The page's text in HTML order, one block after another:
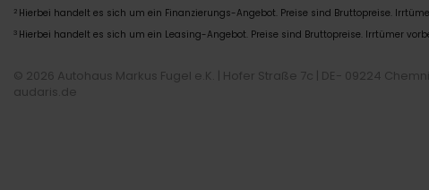
2 Hierbei handelt es sich um ein Finanzierungs-Angebot. Preise sind Bruttopreise.
3 Hierbei handelt es sich um ein Leasing-Angebot. Preise sind Bruttopreise. Irrtümer
© 2026 Autohaus Markus Fugel e.K. | Hofer Straße 7c | DE- 09224
audaris.de